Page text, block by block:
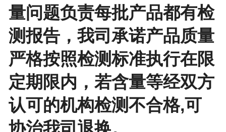
量问题负责每批产品都有检
测报告，我司承诺产品质量
严格按照检测标准执行在限
定期限内，若含量等经双方
认可的机构检测不合格,可
协治我司退换。